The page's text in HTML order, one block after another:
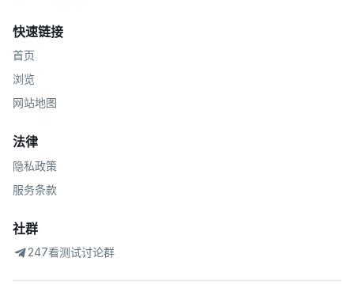
快速链接
首页
浏览
网站地图
法律
隐私政策
服务条款
社群
247看测试讨论群